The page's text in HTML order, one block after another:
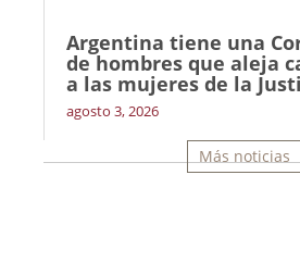
Argentina tiene una
de hombres que aleja
a las mujeres de la
agosto 3, 2026
Más noticias